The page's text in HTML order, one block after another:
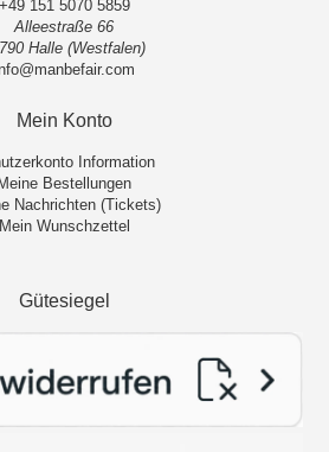
+49 151 5070 5859
Alleestraße 66
Halle (Westfalen)
Mein Konto
Information
Meine Bestellungen
Nachrichten (Tickets)
Mein Wunschzettel
Gütesiegel